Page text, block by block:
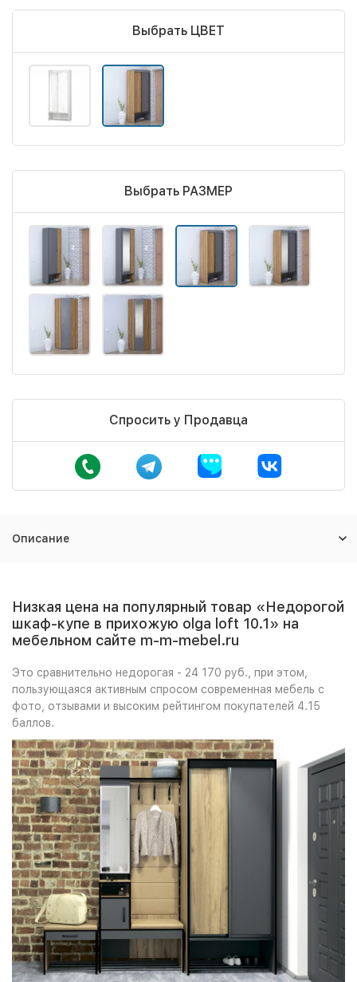
Выбрать ЦВЕТ
Выбрать РАЗМЕР
Спросить у Продавца
Описание
Низкая цена на популярный товар «Недорогой
шкаф-купе в прихожую olga loft 10.1» на
мебельном сайте m-m-mebel.ru
Это сравнительно недорогая - 24 170 руб., при этом,
пользующаяся активным спросом современная мебель с
фото, отзывами и высоким рейтингом покупателей 4.15
баллов.